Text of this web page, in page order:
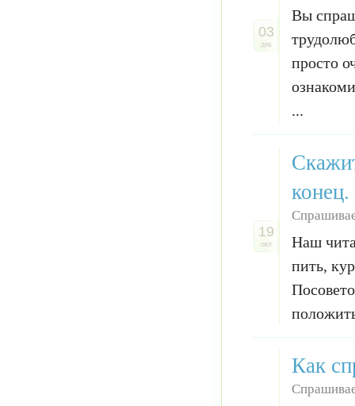
03
дек
Вы
просто
...
19
окт
конец.
Наш
пить,
Как